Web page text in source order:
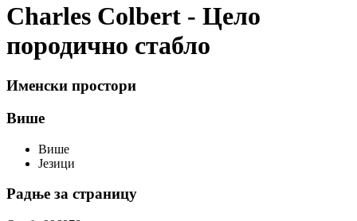
Charles Colbert - Цело
породично стабло
Именски простори
Више
Више
Језици
Радње за страницу